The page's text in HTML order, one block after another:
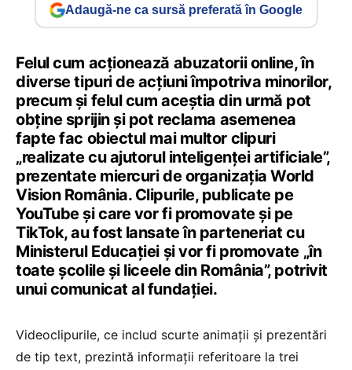
Adaugă-ne ca sursă preferată în Google
Felul cum acționează abuzatorii online, în
diverse tipuri de acțiuni împotriva minorilor,
precum și felul cum aceștia din urmă pot
obține sprijin și pot reclama asemenea
fapte fac obiectul mai multor clipuri
„realizate cu ajutorul inteligenței artificiale”,
prezentate miercuri de organizația World
Vision România. Clipurile, publicate pe
YouTube și care vor fi promovate și pe
TikTok, au fost lansate în parteneriat cu
Ministerul Educației și vor fi promovate „în
toate școlile și liceele din România”, potrivit
unui comunicat al fundației.
Videoclipurile, ce includ scurte animații și prezentări
de tip text, prezintă informații referitoare la trei